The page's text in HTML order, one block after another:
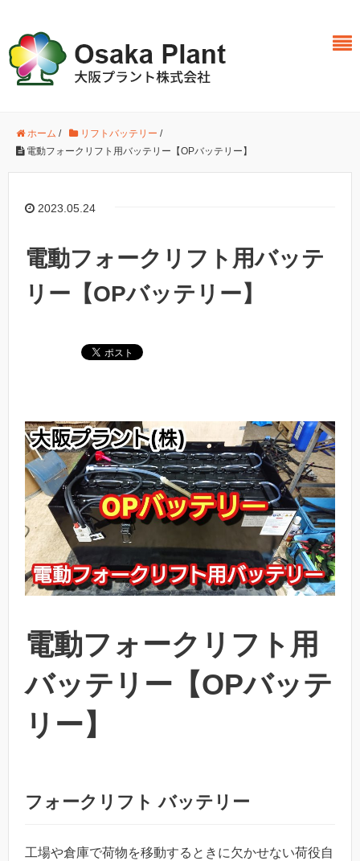
ホーム / リフトバッテリー /
電動フォークリフト用バッテリー【OPバッテリー】
2023.05.24
電動フォークリフト用バッテ
リー【OPバッテリー】
電動フォークリフト用
バッテリー【OPバッテ
リー】
フォークリフト バッテリー
工場や倉庫で荷物を移動するときに欠かせない荷役自